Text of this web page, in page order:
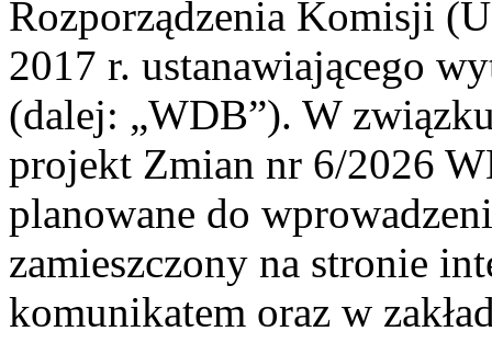
Rozporządzenia Komisji
2017 r. ustanawiającego
(dalej: „WDB”). W
projekt Zmian nr 6/2026
planowane do
zamieszczony na stronie
komunikatem oraz w